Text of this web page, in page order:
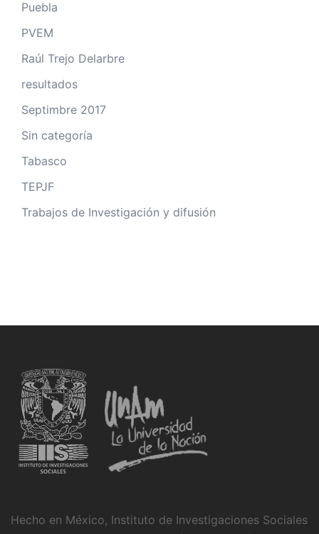
Puebla
PVEM
Raúl Trejo Delarbre
resultados
Septimbre 2017
Sin categoría
Tabasco
TEPJF
Trabajos de Investigación y difusión
Hecho en México, Instituto de Investigaciones Sociales